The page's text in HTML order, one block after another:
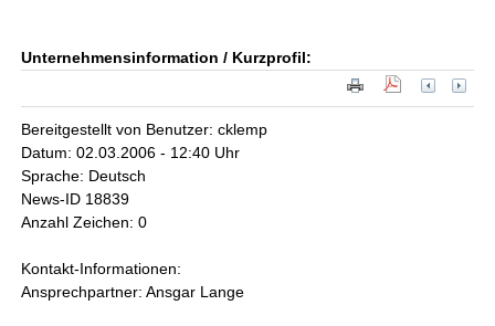
Unternehmensinformation / Kurzprofil:
Bereitgestellt von Benutzer: cklemp
Datum: 02.03.2006 - 12:40 Uhr
Sprache: Deutsch
News-ID 18839
Anzahl Zeichen: 0
Kontakt-Informationen:
Ansprechpartner: Ansgar Lange